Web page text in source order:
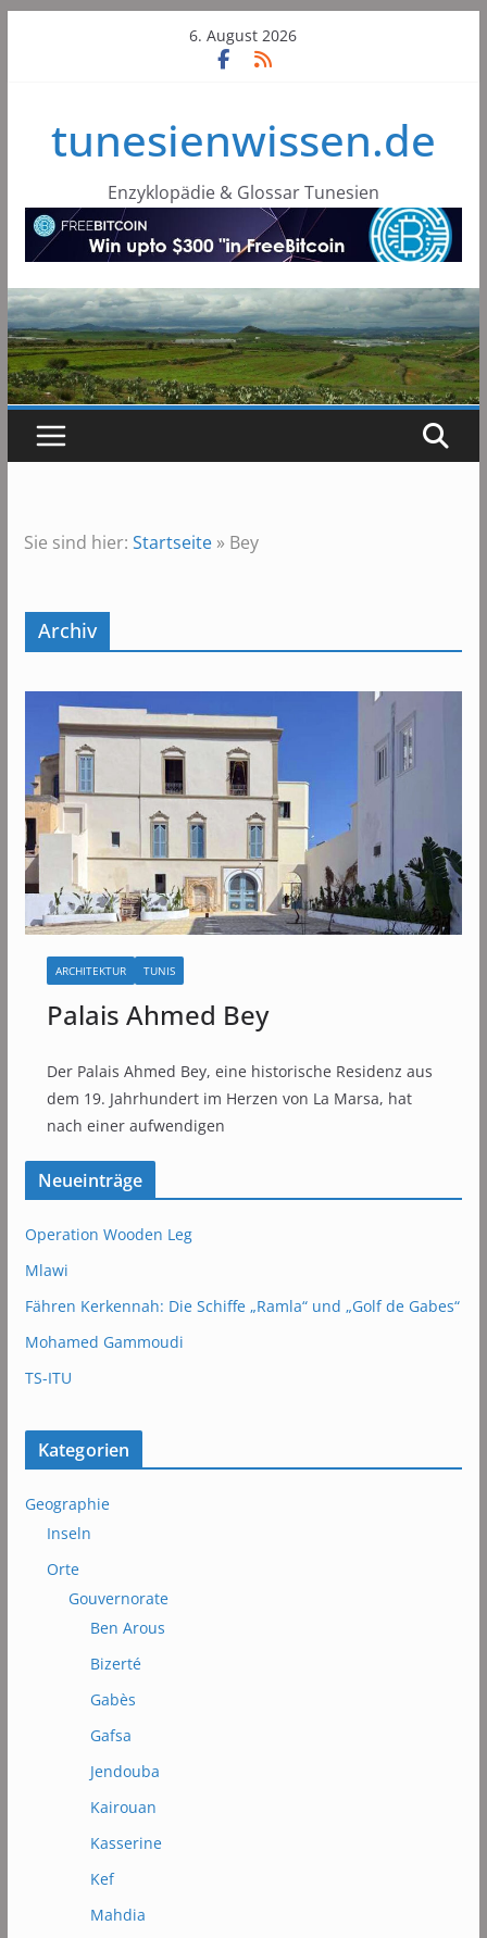
6. August 2026
tunesienwissen.de
Enzyklopädie & Glossar Tunesien
Sie sind hier: Startseite» Bey
Archiv
ARCHITEKTUR TUNIS
Palais Ahmed Bey
Der Palais Ahmed Bey, eine historische Residenz aus
dem 19. Jahrhundert im Herzen von La Marsa, hat
nach einer aufwendigen
Neueinträge
Operation Wooden Leg
Mlawi
Fähren Kerkennah: Die Schiffe „Ramla“ und „Golf de Gabes“
Mohamed Gammoudi
TS-ITU
Kategorien
Geographie
Inseln
Orte
Gouvernorate
Ben Arous
Bizerté
Gabès
Gafsa
Jendouba
Kairouan
Kasserine
Kef
Mahdia